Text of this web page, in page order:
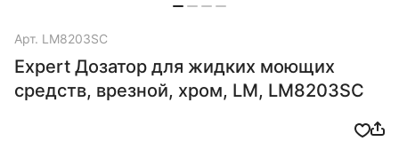
Арт. LM8203SC
Expert Дозатор для жидких моющих
средств, врезной, хром, LM, LM8203SC